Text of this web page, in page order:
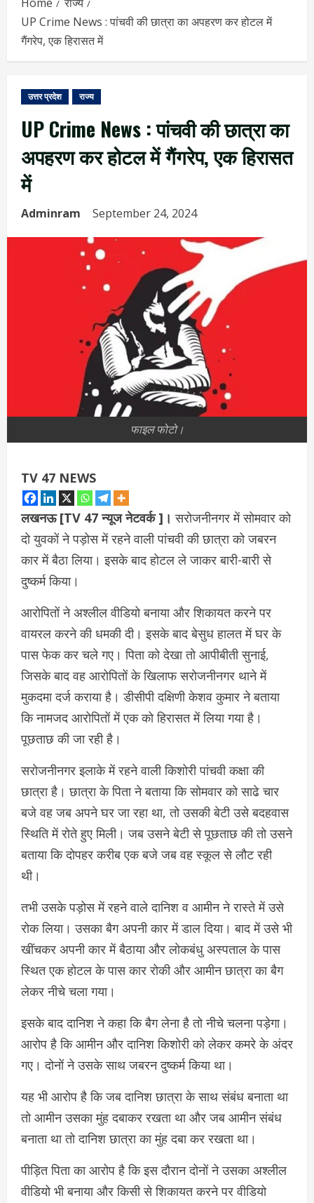
UP Crime News : पांचवी की छात्रा का अपहरण कर होटल में
गैंगरेप, एक हिरासत में
उत्तर प्रदेश राज्य
UP Crime News : पांचवी की छात्रा का
अपहरण कर होटल में गैंगरेप, एक हिरासत
में
Adminram September 24, 2024
फाइल फोटो।
TV 47 NEWS
लखनऊ [TV 47 न्‍यूज नेटवर्क ]।सरोजनीनगर में सोमवार को
दो युवकों ने पड़ोस में रहने वाली पांचवी की छात्रा को जबरन
कार में बैठा लिया। इसके बाद होटल ले जाकर बारी-बारी से
दुष्कर्म किया।
आरोपितों ने अश्लील वीडियो बनाया और शिकायत करने पर
वायरल करने की धमकी दी। इसके बाद बेसुध हालत में घर के
पास फेक कर चले गए। पिता को देखा तो आपीबीती सुनाई,
जिसके बाद वह आरोपितों के खिलाफ सरोजनीनगर थाने में
मुकदमा दर्ज कराया है। डीसीपी दक्षिणी केशव कुमार ने बताया
कि नामजद आरोपितों में एक को हिरासत में लिया गया है।
पूछताछ की जा रही है।
सरोजनीनगर इलाके में रहने वाली किशोरी पांचवी कक्षा की
छात्रा है। छात्रा के पिता ने बताया कि सोमवार को साढे चार
बजे वह जब अपने घर जा रहा था, तो उसकी बेटी उसे बदहवास
स्थिति में रोते हुए मिली। जब उसने बेटी से पूछताछ की तो उसने
बताया कि दोपहर करीब एक बजे जब वह स्कूल से लौट रही
थी।
तभी उसके पड़ोस में रहने वाले दानिश व आमीन ने रास्ते में उसे
रोक लिया। उसका बैग अपनी कार में डाल दिया। बाद में उसे भी
खींचकर अपनी कार में बैठाया और लोकबंधु अस्पताल के पास
स्थित एक होटल के पास कार रोकी और आमीन छात्रा का बैग
लेकर नीचे चला गया।
इसके बाद दानिश ने कहा कि बैग लेना है तो नीचे चलना पड़ेगा।
आरोप है कि आमीन और दानिश किशोरी को लेकर कमरे के अंदर
गए। दोनों ने उसके साथ जबरन दुष्कर्म किया था।
यह भी आरोप है कि जब दानिश छात्रा के साथ संबंध बनाता था
तो आमीन उसका मुंह दबाकर रखता था और जब आमीन संबंध
बनाता था तो दानिश छात्रा का मुंह दबा कर रखता था।
पीड़ित पिता का आरोप है कि इस दौरान दोनों ने उसका अश्लील
वीडियो भी बनाया और किसी से शिकायत करने पर वीडियो